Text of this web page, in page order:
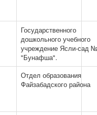
Государственного
дошкольного учебного
учреждение Ясли-сад
"Бунафша".
Отдел образования
Файзабадского района